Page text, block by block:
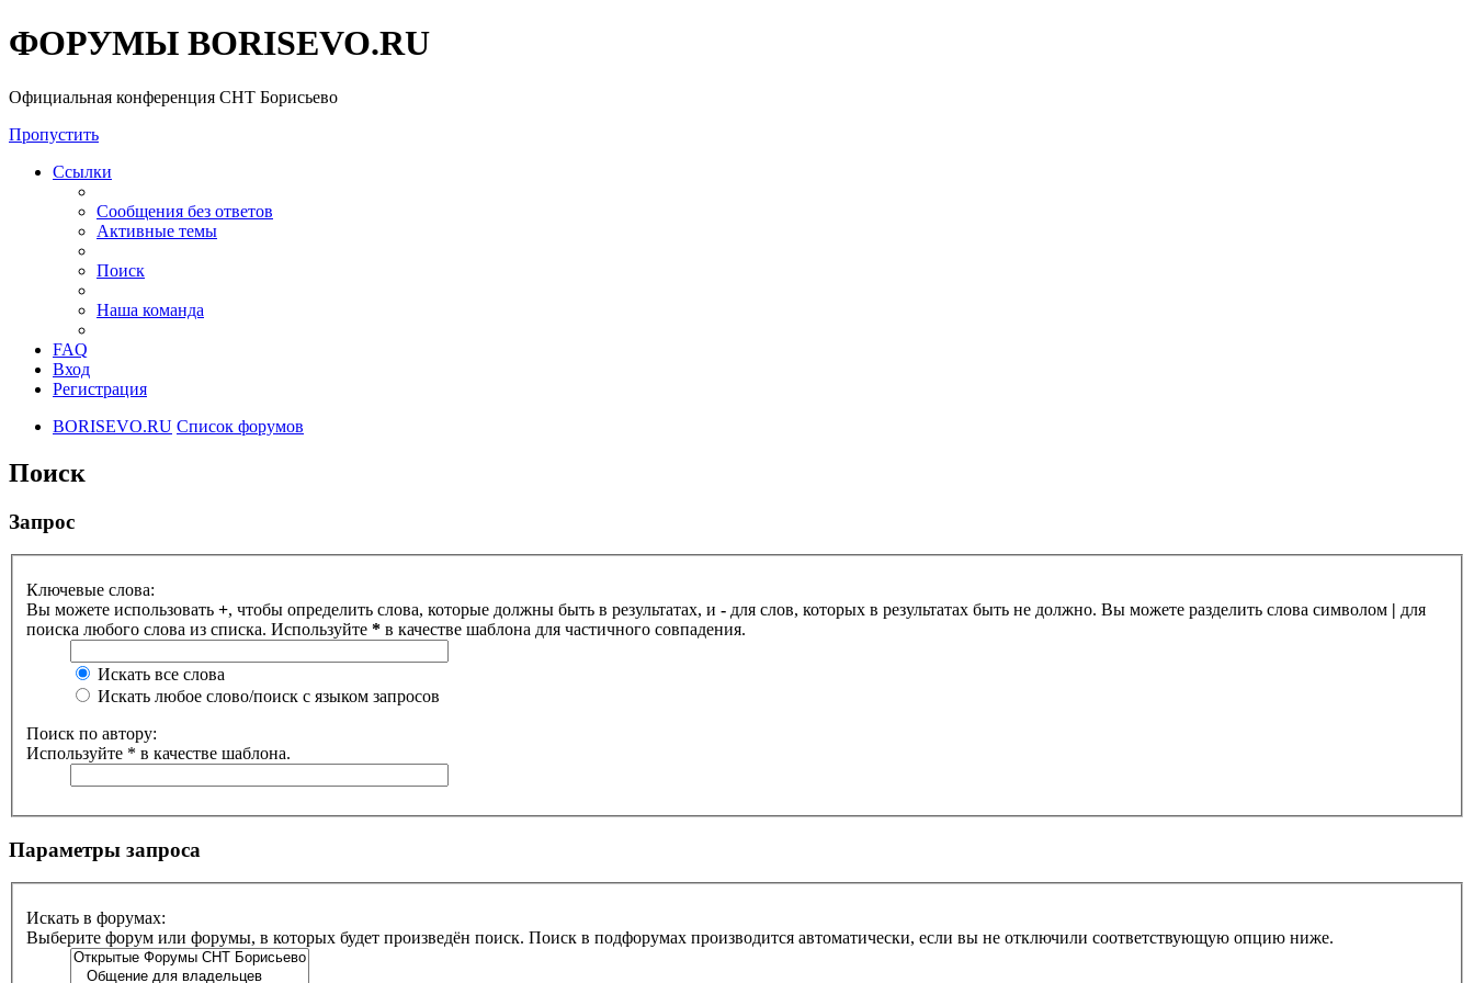
ФОРУМЫ BORISEVO.RU
Официальная конференция СНТ Борисьево
Пропустить
Ссылки
Сообщения без ответов
Активные темы
Поиск
Наша команда
FAQ
Вход
Регистрация
BORISEVO.RU Список форумов
Поиск
Запрос
Ключевые слова:
Вы можете использовать +, чтобы определить слова, которые должны быть в результатах, и - для слов, которых в результатах быть не должно. Вы можете разделить слова символом | для
поиска любого слова из списка. Используйте * в качестве шаблона для частичного совпадения.
Искать все слова
Искать любое слово/поиск с языком запросов
Поиск по автору:
Используйте * в качестве шаблона.
Параметры запроса
Искать в форумах:
Выберите форум или форумы, в которых будет произведён поиск. Поиск в подфорумах производится автоматически, если вы не отключили соответствующую опцию ниже.